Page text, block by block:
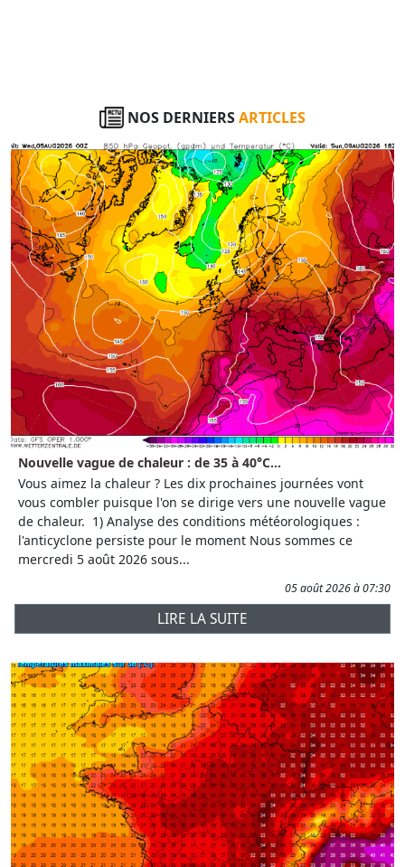
NOS DERNIERSARTICLES
Nouvelle vague de chaleur : de 35 à 40°C...
Vous aimez la chaleur ? Les dix prochaines journées vont
vous combler puisque l'on se dirige vers une nouvelle vague
de chaleur. 1) Analyse des conditions météorologiques :
l'anticyclone persiste pour le moment Nous sommes ce
mercredi 5 août 2026 sous...
05 août 2026 à 07:30
LIRE LA SUITE